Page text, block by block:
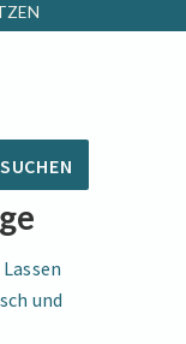
SUCHEN
und